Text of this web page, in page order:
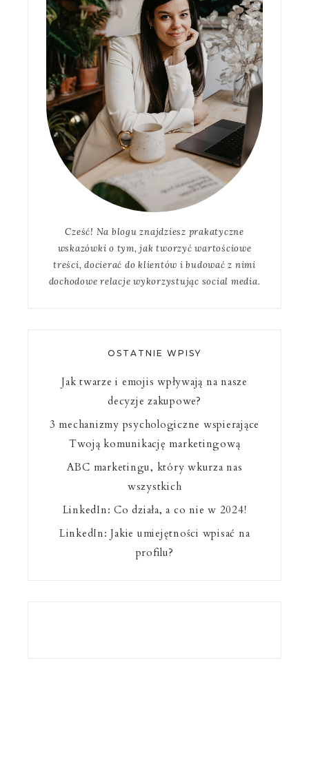
Cześć! Na blogu znajdziesz prakatyczne
wskazówki o tym, jak tworzyć wartościowe
treści, docierać do klientów i budować z nimi
dochodowe relacje wykorzystując social media.
OSTATNIE WPISY
Jak twarze i emojis wpływają na nasze
decyzje zakupowe?
3 mechanizmy psychologiczne wspierające
Twoją komunikację marketingową
ABC marketingu, który wkurza nas
wszystkich
LinkedIn: Co działa, a co nie w 2024!
LinkedIn: Jakie umiejętności wpisać na
profilu?